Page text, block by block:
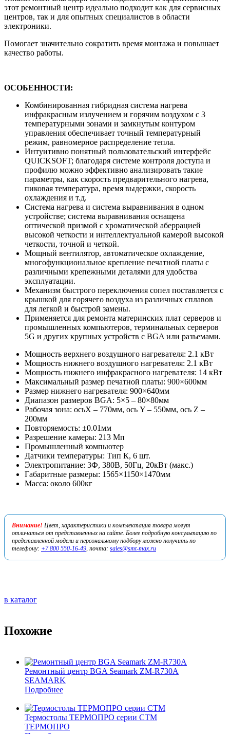
этот ремонтный центр идеально подходит как для сервисных
центров, так и для опытных специалистов в области
электроники.
Помогает значительно сократить время монтажа и повышает
качество работы.
ОСОБЕННОСТИ:
Комбинированная гибридная система нагрева
инфракрасным излучением и горячим воздухом с 3
температурными зонами и замкнутым контуром
управления обеспечивает точный температурный
режим, равномерное распределение тепла.
Интуитивно понятный пользовательский интерфейс
QUICKSOFT; благодаря системе контроля доступа и
профилю можно эффективно анализировать такие
параметры, как скорость предварительного нагрева,
пиковая температура, время выдержки, скорость
охлаждения и т.д.
Система нагрева и система выравнивания в одном
устройстве; система выравнивания оснащена
оптической призмой с хроматической аберрацией
высокой четкости и интеллектуальной камерой высокой
четкости, точной и четкой.
Мощный вентилятор, автоматическое охлаждение,
многофункциональное крепление печатной платы с
различными крепежными деталями для удобства
эксплуатации.
Механизм быстрого переключения сопел поставляется с
крышкой для горячего воздуха из различных сплавов
для легкой и быстрой замены.
Применяется для ремонта материнских плат серверов и
промышленных компьютеров, терминальных серверов
5G и других крупных устройств с BGA или разъемами.
Мощность верхнего воздушного нагревателя: 2.1 кВт
Мощность нижнего воздушного нагревателя: 2.1 кВт
Мощность нижнего инфракрасного нагревателя: 14 кВт
Максимальный размер печатной платы: 900×600мм
Размер нижнего нагревателя: 900×640мм
Диапазон размеров BGA: 5×5 – 80×80мм
Рабочая зона: осьX – 770мм, ось Y – 550мм, ось Z –
200мм
Повторяемость: ±0.01мм
Разрешение камеры: 213 Мп
Промышленный компьютер
Датчики температуры: Тип К, 6 шт.
Электропитание: 3Ф, 380В, 50Гц, 20кВт (макс.)
Габаритные размеры: 1565×1150×1470мм
Масса: около 600кг
Внимание! Цвет, характеристики и комплектация товара могут
отличаться от представленных на сайте. Более подробную консультацию по
представленной модели и персональному подбору можно получить по
телефону: +7 800 550-16-49, почта: sales@smt-max.ru
в каталог
Похожие
Ремонтный центр BGA Seamark ZM-R730A
SEAMARK
Подробнее
Термостолы ТЕРМОПРО серии СТМ
ТЕРМОПРО